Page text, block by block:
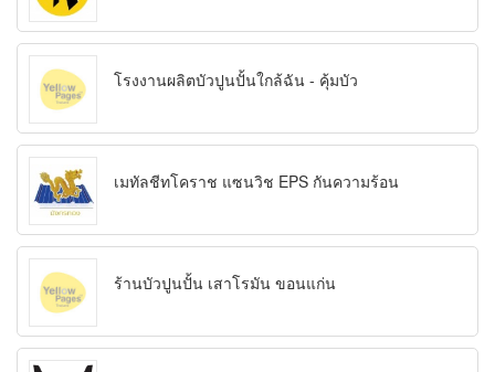
โรงงานผลิตบัวปูนปั้นใกล้ฉัน - คุ้มบัว
เมทัลชีทโคราช แซนวิช EPS กันความร้อน
ร้านบัวปูนปั้น เสาโรมัน ขอนแก่น